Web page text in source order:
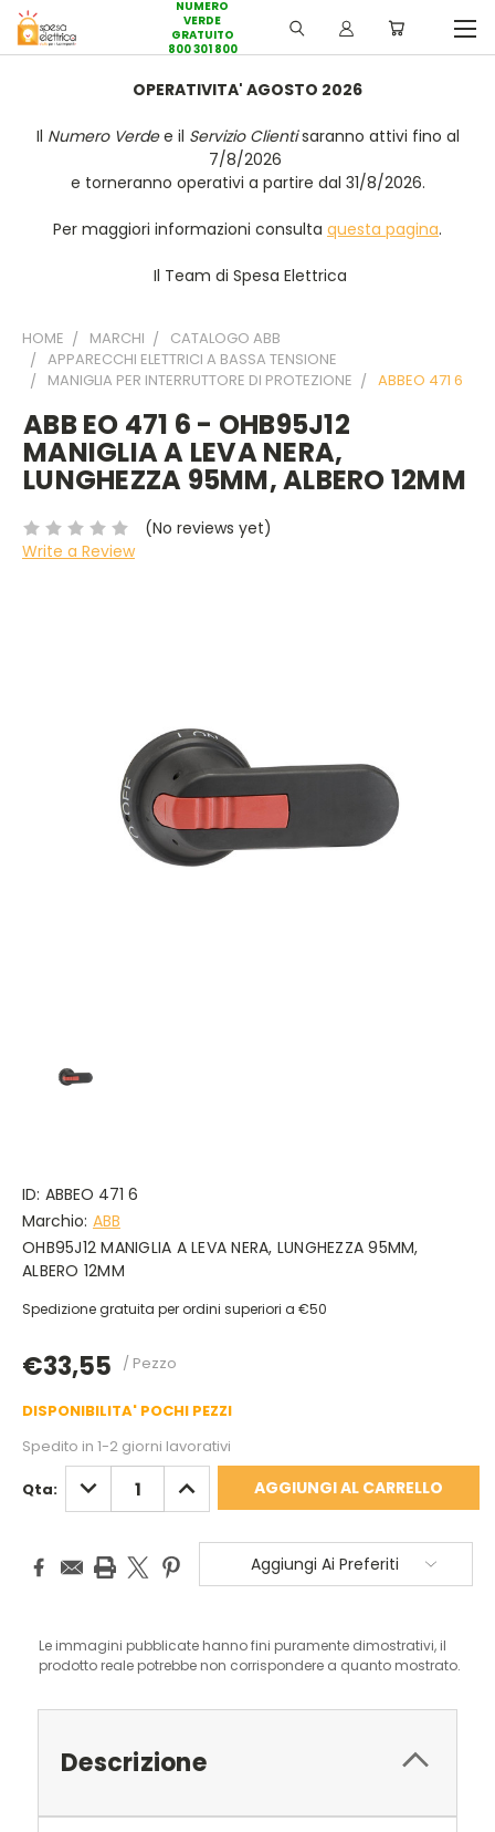
NUMERO
VERDE
GRATUITO
800 301 800
OPERATIVITA' AGOSTO 2026
Il Numero Verdee il Servizio Clientisaranno attivi fino al
7/8/2026
e torneranno operativi a partire dal 31/8/2026.
Per maggiori informazioni consulta questa pagina.
Il Team di Spesa Elettrica
HOME MARCHI
CATALOGO ABB
APPARECCHI ELETTRICI A BASSA TENSIONE
MANIGLIA PER INTERRUTTORE DI PROTEZIONE
ABBEO 471 6
ABB EO 471 6 - OHB95J12
MANIGLIA A LEVA NERA,
LUNGHEZZA 95MM, ALBERO 12MM
(No reviews yet)
Write a Review
ID: ABBEO 471 6
Marchio: ABB
OHB95J12 MANIGLIA A LEVA NERA, LUNGHEZZA 95MM,
ALBERO 12MM
Spedizione gratuita per ordini superiori a €50
€33,55 / Pezzo
DISPONIBILITA' POCHI PEZZI
Spedito in 1-2 giorni lavorativi
Qta: DIMINUISCI
QUANTITÀ:
AUMENTA
QUANTITÀ:
Aggiungi Ai Preferiti
Le immagini pubblicate hanno fini puramente dimostrativi, il
prodotto reale potrebbe non corrispondere a quanto mostrato.
Descrizione